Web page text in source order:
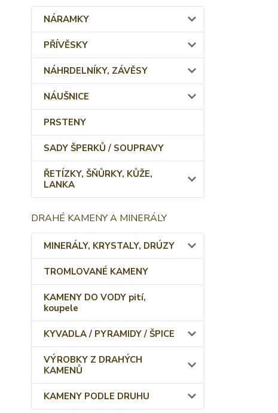
NÁRAMKY
PŘÍVĚSKY
NÁHRDELNÍKY, ZÁVĚSY
NÁUŠNICE
PRSTENY
SADY ŠPERKŮ / SOUPRAVY
ŘETÍZKY, ŠŇŮRKY, KŮŽE,
LANKA
DRAHÉ KAMENY A MINERÁLY
MINERÁLY, KRYSTALY, DRÚZY
TROMLOVANÉ KAMENY
KAMENY DO VODY pití,
koupele
KYVADLA / PYRAMIDY / ŠPICE
VÝROBKY Z DRAHÝCH
KAMENŮ
KAMENY PODLE DRUHU